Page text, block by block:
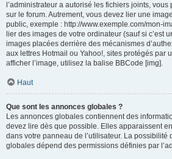
l’administrateur a autorisé les fichiers joints,
sur le forum. Autrement, vous devez lier une
public, exemple : http://www.exemple.com/mon-
lier des images de votre ordinateur (sauf si c’est
images placées derrière des mécanismes
aux lettres Hotmail ou Yahoo!, sites protégés par
afficher l’image, utilisez la balise BBCode [img].
Haut
Que sont les annonces globales ?
Les annonces globales contiennent des
devez lire dès que possible. Elles apparaissent
dans votre panneau de l’utilisateur. La
globales dépend des permissions définies par